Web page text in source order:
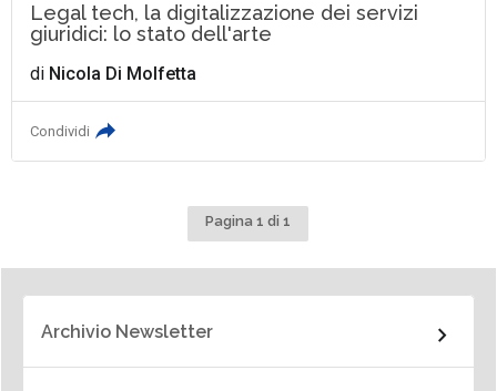
Legal tech, la digitalizzazione dei servizi
giuridici: lo stato dell'arte
di Nicola Di Molfetta
Condividi
Pagina 1 di 1
Archivio Newsletter